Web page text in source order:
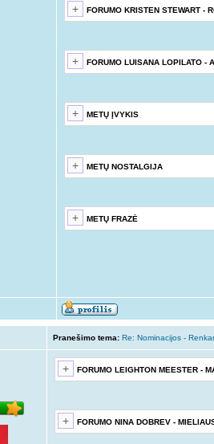
FORUMO KRISTEN STEWART -
FORUMO LUISANA LOPILATO -
METŲ ĮVYKIS
METŲ NOSTALGIJA
METŲ FRAZĖ
Pranešimo tema: Re: Nominacijos -
FORUMO LEIGHTON MEESTER -
FORUMO NINA DOBREV -